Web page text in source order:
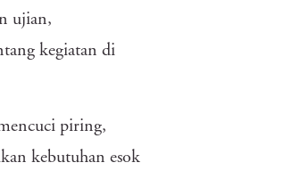
ujian,
kegiatan di
piring,
kebutuhan esok